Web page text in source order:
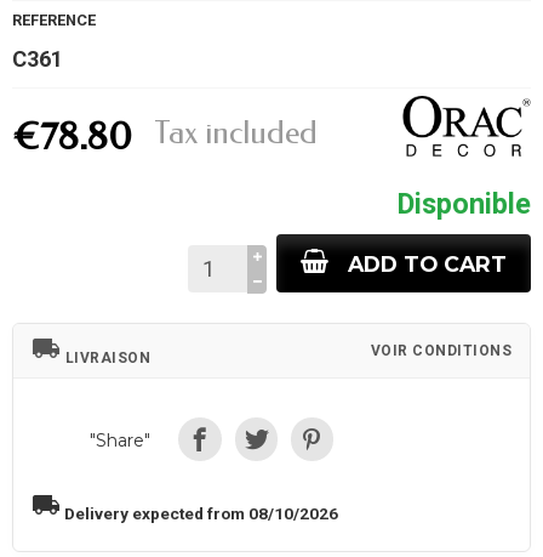
REFERENCE
C361
€78.80 Tax included
Disponible
ADD TO CART
local_shipping LIVRAISON VOIR CONDITIONS
"Share"
local_shipping Delivery expected from 08/10/2026